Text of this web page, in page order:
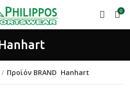
0
Προϊόν BRAND Hanhart